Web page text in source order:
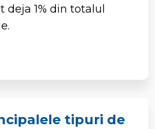
deja 1% din totalul
tipuri de